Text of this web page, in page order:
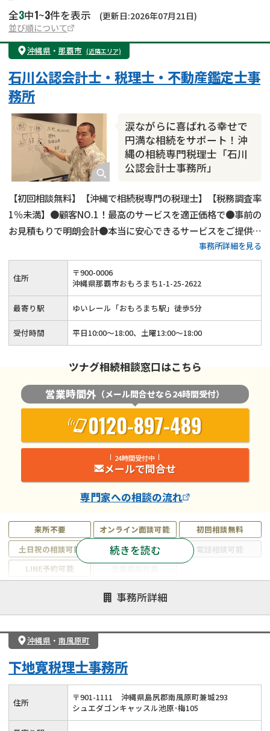
全3中1~3件を表示
(更新日:2026年07月21日)
並び順について
沖縄県 ・ 那覇市 (近隣エリア)
涙ながらに喜ばれる幸せで
円満な相続をサポート！沖
縄の相続専門税理士「石川
公認会計士事務所」
石川公認会計士・税理士・不動産鑑定士事
務所
【初回相談無料】【沖縄で相続税専門の税理士】【税務調査率
1％未満】●顧客NO.1！最高のサービスを適正価格で●事前の
お見積もりで明朗会計●本当に安心できるサービスをご提供し
事務所詳細を見る
来所不要 オンライン面談可能
初回相談無料
土日祝の相談可能
19時以降電話可能
電話相談可能
LINE予約可能
遺言書作成・遺言執行
相続放棄
相続登記
遺産分割
遺留分侵害額請求
相続税申告
相続手続き
成年後見・任意後見
贈与税
相続トラブル
続きを読む
住所 〒900-0006
沖縄県那覇市おもろまち1-1-25-2622
最寄り駅 ゆいレール「おもろまち駅」徒歩5分
受付時間 平日10:00～18:00、土曜13:00～18:00
ツナグ相続相談窓口はこちら
営業時間外 （メール問合せなら24時間受付）
0120-897-489
24時間受付中
メールで問合せ
専門家への相談の流れ
事務所詳細
沖縄県 ・ 南風原町
下地寛税理士事務所
住所 〒901-1111
沖縄県島尻郡南風原町兼城293
シュエダゴンキャッスル池原･梅105